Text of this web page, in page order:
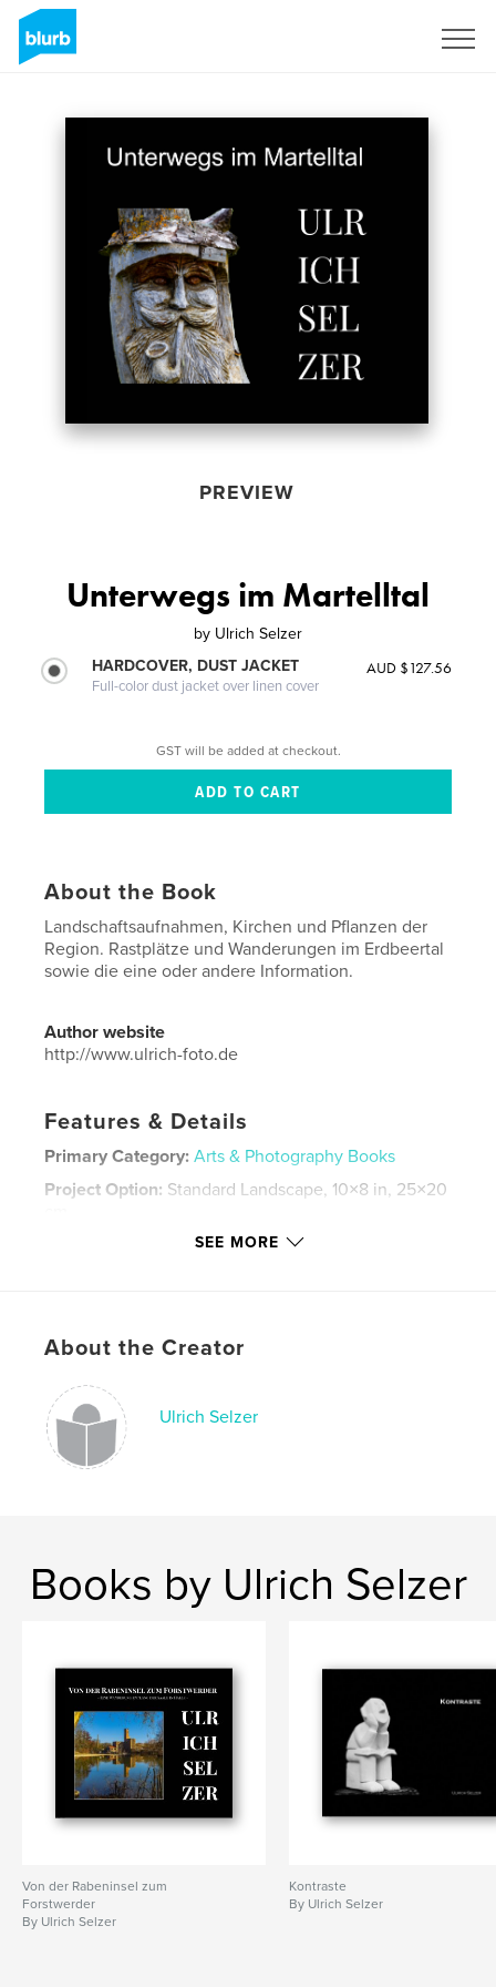
PREVIEW
Unterwegs im Martelltal
by Ulrich Selzer
HARDCOVER, DUST JACKET
Full-color dust jacket over linen cover
AUD $127.56
GST will be added at checkout.
About the Book
Landschaftsaufnahmen, Kirchen und Pflanzen der
Region. Rastplätze und Wanderungen im Erdbeertal
sowie die eine oder andere Information.
Author website
http://www.ulrich-foto.de
Features & Details
Primary Category: Arts & Photography Books
Project Option: Standard Landscape, 10×8 in, 25×20
LanguageGerman
Keywords
Erdbeertal Kirchen ,
SEE MORE
About the Creator
Ulrich Selzer
Books by Ulrich Selzer
Von der Rabeninsel zum
Forstwerder
By Ulrich Selzer
Kontraste
By Ulrich Selzer